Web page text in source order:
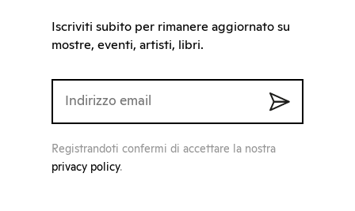
Iscriviti subito per rimanere aggiornato su
mostre, eventi, artisti, libri.
Registrandoti confermi di accettare la nostra
privacy policy.